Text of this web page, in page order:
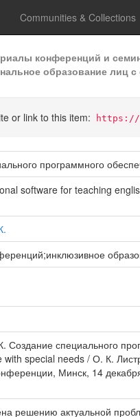
Communities & Collections
конференций и
образование лиц
or link to this item: https://
программного
software for teaching
Создание специального
with special needs / О. К.
Минск, 14
решению актуальной